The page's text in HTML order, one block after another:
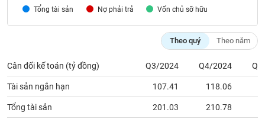
Tổng tài sản Nợ phải trả Vốn chủ sỡ hữu
Theo quý Theo năm
Cân đối kế toán (tỷ đồng) Q3/2024 Q4/2024
Tài sản ngắn hạn 107.41 118.06
Tổng tài sản 201.03 210.78
Tất cả Người nội bộ Người liên quan Cổ đông lớn
tức
(-)
Bài